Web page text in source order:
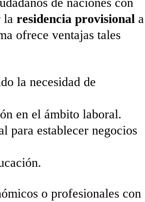
la residencia provisional a
ofrece ventajas tales
la necesidad de
en el ámbito laboral.
para establecer negocios
o profesionales con